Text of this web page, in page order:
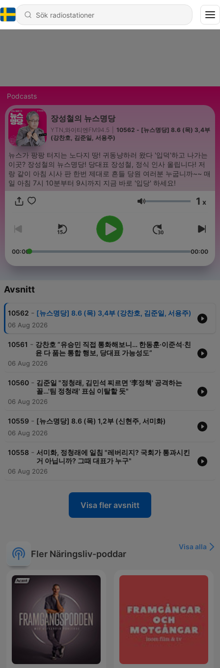
Podcasts
장성철의 뉴스명당
YTN,와이티엔FM94.5
10562 - [뉴스명당] 8.6 (목) 3,4부
(강찬호, 김준일, 서용주)
뉴스가 팡팡 터지는 노다지 땅! 귀동냥하러 왔다 '입덕'하고 나가는
이곳? 장성철의 뉴스명당! 당대표 장성철, 정식 인사 올립니다! 저
랑 같이 아침 시사 판 한번 제대로 흔들 당원 여러분 누굽니까~~ 매
일 아침 7시 10분부터 9시까지 지금 바로 '입당' 하세요!
Volym 1 x
00:00 00:00
Avsnitt
10562 - [뉴스명당] 8.6 (목) 3,4부 (강찬호, 김준일, 서용주)
06 Aug 2026
10561 - 강찬호 “유승민 직접 통화해보니… 한동훈·이준석·친
윤 다 품는 통합 행보, 당대표 가능성도”
06 Aug 2026
10560 - 김준일 "정청래, 김민석 찌르면 '李정책' 공격하는
꼴…'팀 정청래' 표심 이탈할 듯"
06 Aug 2026
10559 - [뉴스명당] 8.6 (목) 1,2부 (신현주, 서미화)
06 Aug 2026
10558 - 서미화, 정청래에 일침 "레버리지? 국회가 통과시킨
거 아닙니까? 그때 대표가 누구"
06 Aug 2026
Visa fler avsnitt
Fler Näringsliv-poddar
Visa alla